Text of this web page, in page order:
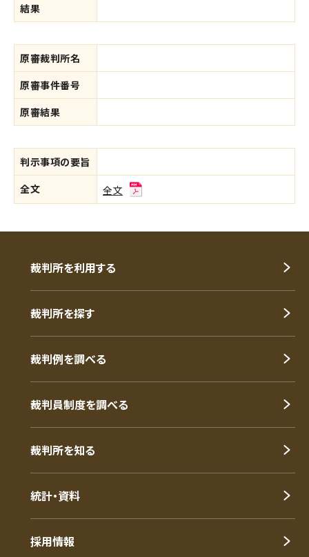
結果
原審裁判所名
原審事件番号
原審結果
判示事項の要旨
全文
全文
裁判所を利用する
裁判所を探す
裁判例を調べる
裁判員制度を調べる
裁判所を知る
統計・資料
採用情報